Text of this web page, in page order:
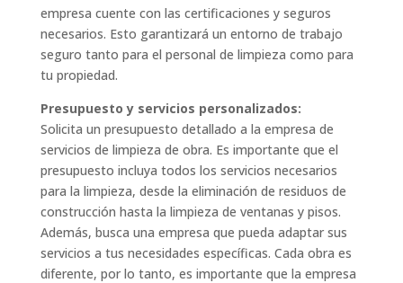
empresa cuente con las certificaciones y seguros
necesarios. Esto garantizará un entorno de trabajo
seguro tanto para el personal de limpieza como para
tu propiedad.
Presupuesto y servicios personalizados:
Solicita un presupuesto detallado a la empresa de
servicios de limpieza de obra. Es importante que el
presupuesto incluya todos los servicios necesarios
para la limpieza, desde la eliminación de residuos de
construcción hasta la limpieza de ventanas y pisos.
Además, busca una empresa que pueda adaptar sus
servicios a tus necesidades específicas. Cada obra es
diferente, por lo tanto, es importante que la empresa